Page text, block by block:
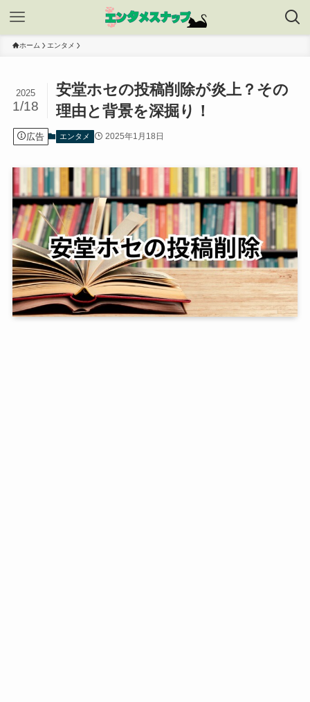
ホーム エンタメ
安堂ホセの投稿削除が炎上？その
理由と背景を深掘り！
2025
1/18
広告 エンタメ 2025年1月18日